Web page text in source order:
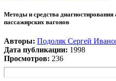
Методы и средства
пассажирских вагонов
Авторы: Подоляк Сергей
Дата публикации: 1998
Просмотров: 236